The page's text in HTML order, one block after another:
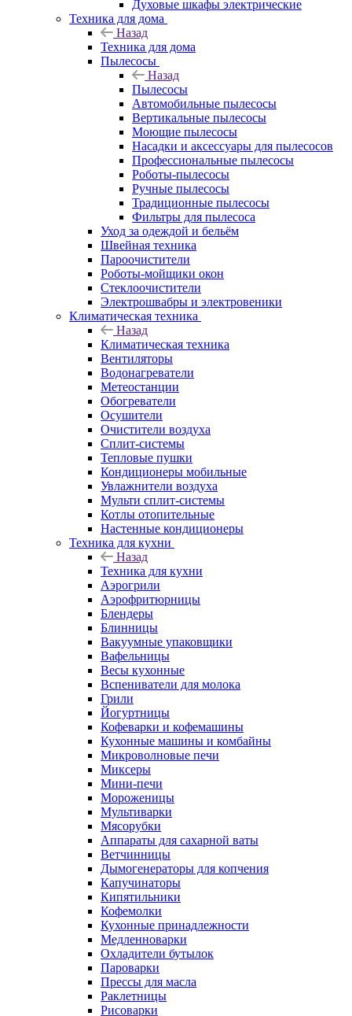
Духовые шкафы электрические
Техника для дома
Назад
Техника для дома
Пылесосы
Назад
Пылесосы
Автомобильные пылесосы
Вертикальные пылесосы
Моющие пылесосы
Насадки и аксессуары для пылесосов
Профессиональные пылесосы
Роботы-пылесосы
Ручные пылесосы
Традиционные пылесосы
Фильтры для пылесоса
Уход за одеждой и бельём
Швейная техника
Пароочистители
Роботы-мойщики окон
Стеклоочистители
Электрошвабры и электровеники
Климатическая техника
Назад
Климатическая техника
Вентиляторы
Водонагреватели
Метеостанции
Обогреватели
Осушители
Очистители воздуха
Сплит-системы
Тепловые пушки
Кондиционеры мобильные
Увлажнители воздуха
Мульти сплит-системы
Котлы отопительные
Настенные кондиционеры
Техника для кухни
Назад
Техника для кухни
Аэрогрили
Аэрофритюрницы
Блендеры
Блинницы
Вакуумные упаковщики
Вафельницы
Весы кухонные
Вспениватели для молока
Грили
Йогуртницы
Кофеварки и кофемашины
Кухонные машины и комбайны
Микроволновые печи
Миксеры
Мини-печи
Мороженицы
Мультиварки
Мясорубки
Аппараты для сахарной ваты
Ветчинницы
Дымогенераторы для копчения
Капучинаторы
Кипятильники
Кофемолки
Кухонные принадлежности
Медленноварки
Охладители бутылок
Пароварки
Прессы для масла
Раклетницы
Рисоварки